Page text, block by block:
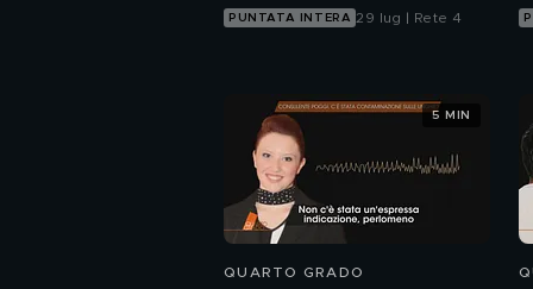
PUNTATA INTERA 29 lug | Rete 4
QUARTO GRADO
5 MIN